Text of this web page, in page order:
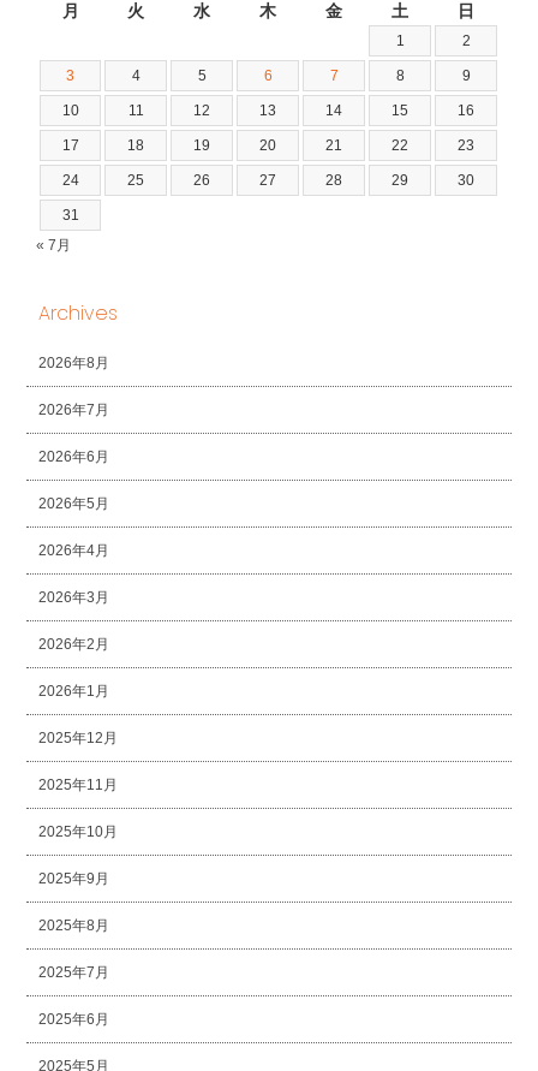
月 火 水 木 金 土 日
1 2
3 4 5 6 7 8 9
10 11 12 13 14 15 16
17 18 19 20 21 22 23
24 25 26 27 28 29 30
31
« 7月
Archives
2026年8月
2026年7月
2026年6月
2026年5月
2026年4月
2026年3月
2026年2月
2026年1月
2025年12月
2025年11月
2025年10月
2025年9月
2025年8月
2025年7月
2025年6月
2025年5月